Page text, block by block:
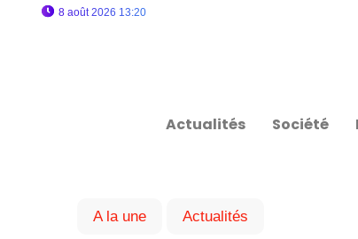
8 août 2026 13:20
Actualités Société
A la une Actualités